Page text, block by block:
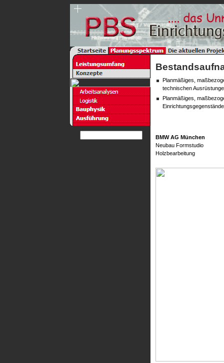
Planmäßiges,
technischen
Planmäßiges,
BMW AG München
Neubau Formstudio
Holzbearbeitung